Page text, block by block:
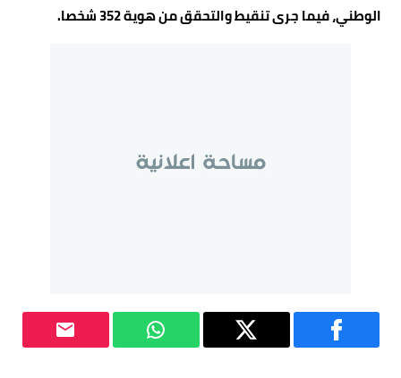
الوطني، فيما جرى تنقيط والتحقق من هوية 352 شخصا.